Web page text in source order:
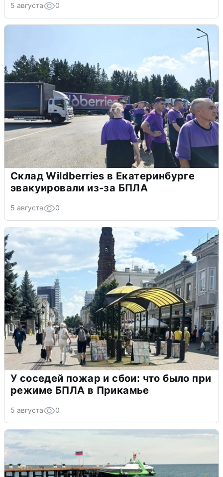
5 августа 0
Склад Wildberries в Екатеринбурге
эвакуировали из-за БПЛА
5 августа 0
У соседей пожар и сбои: что было при
режиме БПЛА в Прикамье
5 августа 0